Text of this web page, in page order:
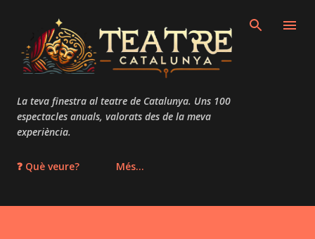
La teva finestra al teatre de Catalunya. Uns 100
espectacles anuals, valorats des de la meva
experiència.
❓ Què veure? Més…